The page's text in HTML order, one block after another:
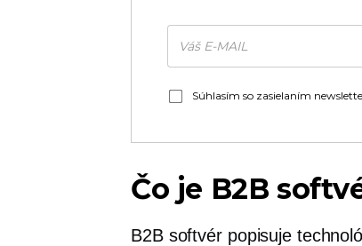
Súhlasím so zasielaním
Čo je B2B
B2B softvér popisuje